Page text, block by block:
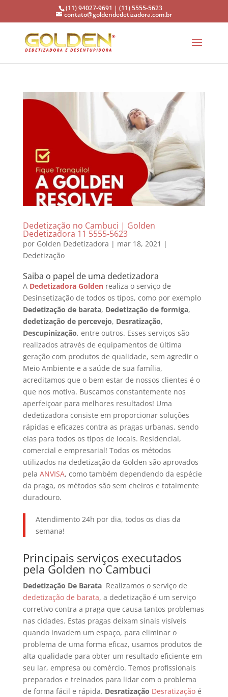
(11) 94027-9691 | (11) 5555-5623
contato@goldendedetizadora.com.br
Dedetização no Cambuci | Golden
Dedetizadora 11 5555-5623
por Golden Dedetizadora | mar 18, 2021 |
Dedetização
Saiba o papel de uma dedetizadora
A Dedetizadora Golden realiza o serviço de
Desinsetização de todos os tipos, como por exemplo
Dedetização de barata, Dedetização de formiga,
dedetização de percevejo, Desratização,
Descupinização, entre outros. Esses serviços são
realizados através de equipamentos de última
geração com produtos de qualidade, sem agredir o
Meio Ambiente e a saúde de sua família,
acreditamos que o bem estar de nossos clientes é o
que nos motiva. Buscamos constantemente nos
aperfeiçoar para melhores resultados! Uma
dedetizadora consiste em proporcionar soluções
rápidas e eficazes contra as pragas urbanas, sendo
elas para todos os tipos de locais. Residencial,
comercial e empresarial! Todos os métodos
utilizados na dedetização da Golden são aprovados
pela ANVISA, como também dependendo da espécie
da praga, os métodos são sem cheiros e totalmente
duradouro.
Atendimento 24h por dia, todos os dias da
semana!
Principais serviços executados
pela Golden no Cambuci
Dedetização De Barata Realizamos o serviço de
dedetização de barata, a dedetização é um serviço
corretivo contra a praga que causa tantos problemas
nas cidades. Estas pragas deixam sinais visíveis
quando invadem um espaço, para eliminar o
problema de uma forma eficaz, usamos produtos de
alta qualidade para obter um resultado eficiente em
seu lar, empresa ou comércio. Temos profissionais
preparados e treinados para lidar com o problema
de forma fácil e rápida. Desratização Desratização é